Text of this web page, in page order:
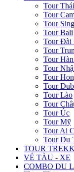
Tour
Tour
Tour
Tour Bali
Tour Đài
Tour
Tour
Tour
Tour
Tour
Tour Lào
Tour
Tour Úc
Tour Mỹ
Tour Ai
Tour Du
TOUR
VÉ TÀU - XE
COMBO DU